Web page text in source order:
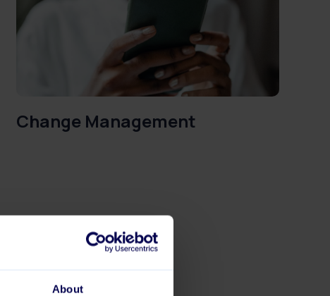
About
Change Management